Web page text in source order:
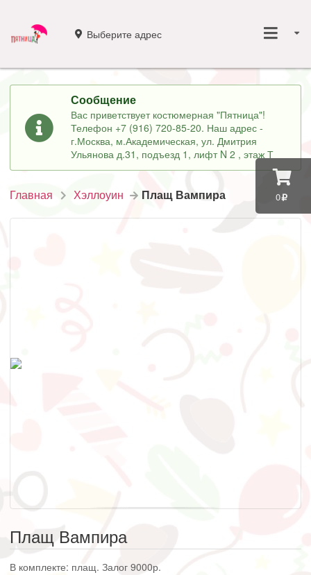
0
Выберите адрес
Сообщение
Вас приветствует костюмерная "Пятница"!
Телефон +7 (916) 720-85-20. Наш адрес -
г.Москва, м.Академическая, ул. Дмитрия
Ульянова д.31, подъезд 1, лифт N 2 , этаж Т
Главная Хэллоуин Плащ Вампира
Плащ Вампира
В комплекте: плащ. Залог 9000р.